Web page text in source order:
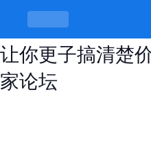
南通火车站150
让你更子搞清楚
家论坛